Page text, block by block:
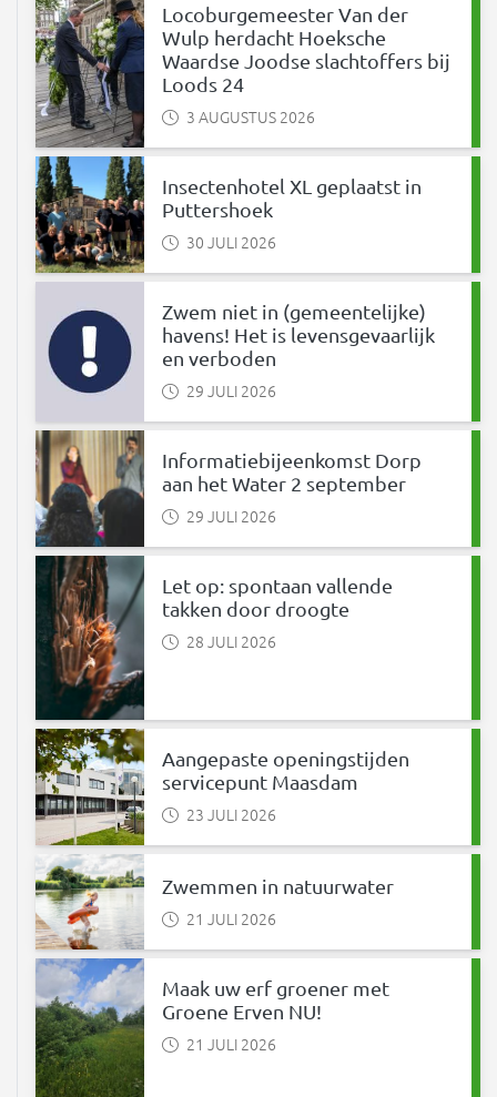
Locoburgemeester Van der
Wulp herdacht Hoeksche
Waardse Joodse slachtoffers bij
Loods 24
3 AUGUSTUS 2026
Insectenhotel XL geplaatst in
Puttershoek
30 JULI 2026
Zwem niet in (gemeentelijke)
havens! Het is levensgevaarlijk
en verboden
29 JULI 2026
Informatiebijeenkomst Dorp
aan het Water 2 september
29 JULI 2026
Let op: spontaan vallende
takken door droogte
28 JULI 2026
Aangepaste openingstijden
servicepunt Maasdam
23 JULI 2026
Zwemmen in natuurwater
21 JULI 2026
Maak uw erf groener met
Groene Erven NU!
21 JULI 2026